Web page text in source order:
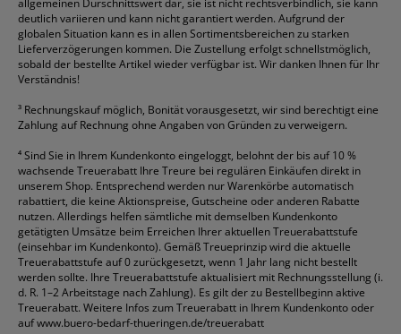
allgemeinen Durschnittswert dar, sie ist nicht rechtsverbindlich, sie kann
deutlich variieren und kann nicht garantiert werden. Aufgrund der
globalen Situation kann es in allen Sortimentsbereichen zu starken
Lieferverzögerungen kommen. Die Zustellung erfolgt schnellstmöglich,
sobald der bestellte Artikel wieder verfügbar ist. Wir danken Ihnen für Ihr
Verständnis!
³ Rechnungskauf möglich, Bonität vorausgesetzt, wir sind berechtigt eine
Zahlung auf Rechnung ohne Angaben von Gründen zu verweigern.
⁴Sind Sie in Ihrem Kundenkonto eingeloggt, belohnt der bis auf 10 %
wachsende Treuerabatt Ihre Treure bei regulären Einkäufen direkt in
unserem Shop. Entsprechend werden nur Warenkörbe automatisch
rabattiert, die keine Aktionspreise, Gutscheine oder anderen Rabatte
nutzen. Allerdings helfen sämtliche mit demselben Kundenkonto
getätigten Umsätze beim Erreichen Ihrer aktuellen Treuerabattstufe
(einsehbar im Kundenkonto). Gemäß Treueprinzip wird die aktuelle
Treuerabattstufe auf 0 zurückgesetzt, wenn 1 Jahr lang nicht bestellt
werden sollte. Ihre Treuerabattstufe aktualisiert mit Rechnungsstellung (i.
d. R. 1–2 Arbeitstage nach Zahlung). Es gilt der zu Bestellbeginn aktive
Treuerabatt. Weitere Infos zum Treuerabatt in Ihrem Kundenkonto oder
aufwww.buero-bedarf-thueringen.de/treuerabatt